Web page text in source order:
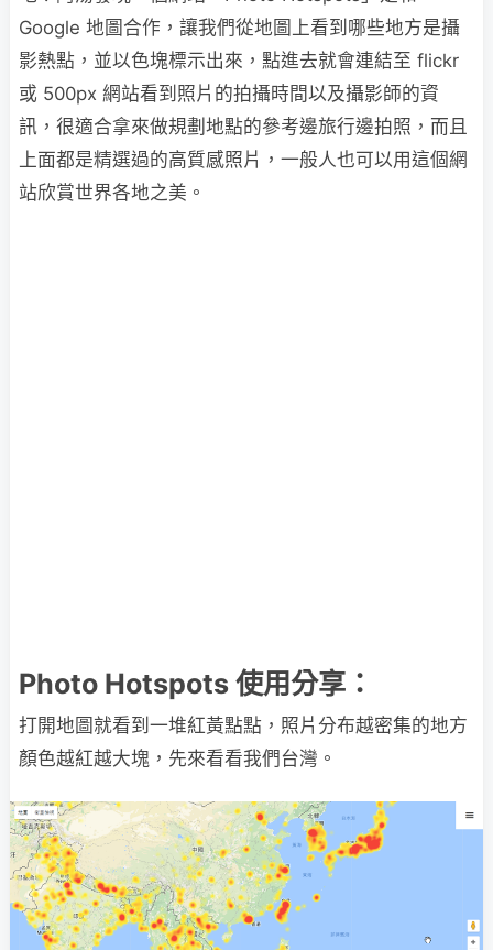
Google 地圖合作，讓我們從地圖上看到哪些地方是攝
影熱點，並以色塊標示出來，點進去就會連結至 flickr
或 500px 網站看到照片的拍攝時間以及攝影師的資
訊，很適合拿來做規劃地點的參考邊旅行邊拍照，而且
上面都是精選過的高質感照片，一般人也可以用這個網
站欣賞世界各地之美。
Photo Hotspots 使用分享：
打開地圖就看到一堆紅黃點點，照片分布越密集的地方
顏色越紅越大塊，先來看看我們台灣。